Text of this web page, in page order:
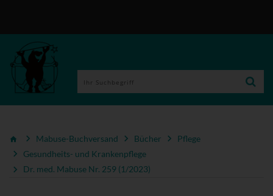
Mabuse-Buchversand Bücher
Pflege
Gesundheits- und Krankenpflege
Dr. med. Mabuse Nr. 259 (1/2023)